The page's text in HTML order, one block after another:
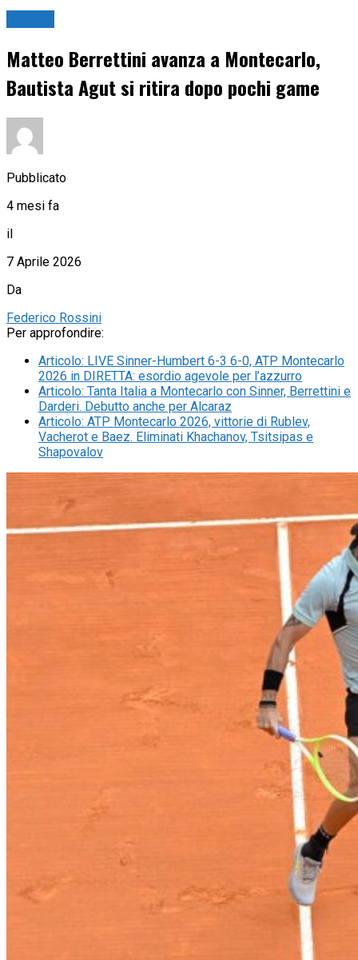
Matteo Berrettini avanza a Montecarlo,
Bautista Agut si ritira dopo pochi game
Pubblicato
4 mesi fa
il
7 Aprile 2026
Da
Federico Rossini
Per approfondire:
Articolo: LIVE Sinner-Humbert 6-3 6-0, ATP Montecarlo
2026 in DIRETTA: esordio agevole per l’azzurro
Articolo: Tanta Italia a Montecarlo con Sinner, Berrettini e
Darderi. Debutto anche per Alcaraz
Articolo: ATP Montecarlo 2026, vittorie di Rublev,
Vacherot e Baez. Eliminati Khachanov, Tsitsipas e
Shapovalov